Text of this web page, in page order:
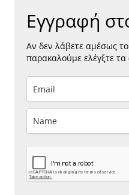
Εγγραφή
Αν δεν λάβετε αμέσως το
παρακαλούμε ελέγξτε τα